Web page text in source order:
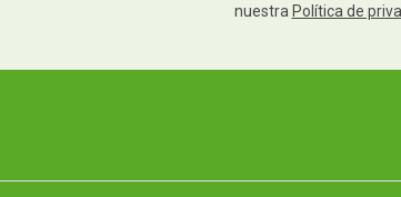
nuestra Política de